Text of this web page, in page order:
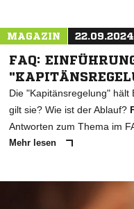
MAGAZIN
FAQ:
Die "Kapitänsregelung" hält
gilt sie? Wie ist der Ablauf?
Antworten zum Thema im
Mehr lesen